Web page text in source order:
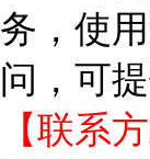
务，使
问，可
【联系